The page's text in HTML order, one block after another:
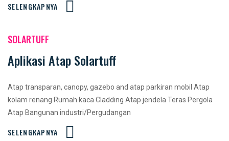
SELENGKAPNYA
SOLARTUFF
Aplikasi Atap Solartuff
Atap transparan, canopy, gazebo and atap parkiran mobil Atap
kolam renang Rumah kaca Cladding Atap jendela Teras Pergola
Atap Bangunan industri/Pergudangan
SELENGKAPNYA